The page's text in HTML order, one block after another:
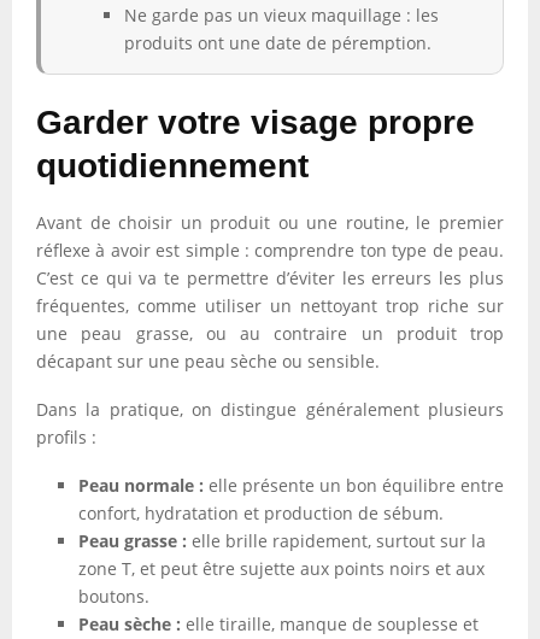
Ne garde pas un vieux maquillage : les
produits ont une date de péremption.
Garder votre visage propre
quotidiennement
Avant de choisir un produit ou une routine, le premier
réflexe à avoir est simple : comprendre ton type de peau.
C’est ce qui va te permettre d’éviter les erreurs les plus
fréquentes, comme utiliser un nettoyant trop riche sur
une peau grasse, ou au contraire un produit trop
décapant sur une peau sèche ou sensible.
Dans la pratique, on distingue généralement plusieurs
profils :
Peau normale : elle présente un bon équilibre entre
confort, hydratation et production de sébum.
Peau grasse : elle brille rapidement, surtout sur la
zone T, et peut être sujette aux points noirs et aux
boutons.
Peau sèche : elle tiraille, manque de souplesse et